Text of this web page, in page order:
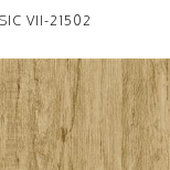
VII-21502